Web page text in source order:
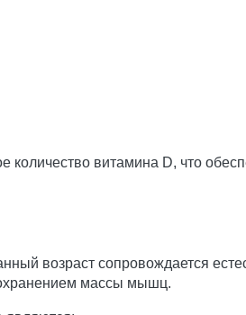
количество витамина D, что
возраст сопровождается
массы мышц.